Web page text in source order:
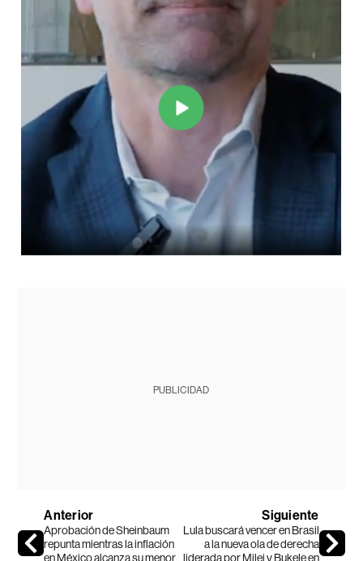
PUBLICIDAD
Anterior
Aprobación de Sheinbaum
repunta mientras la inflación
en México alcanza su menor
Siguiente
Lula buscará vencer en Brasil
a la nueva ola de derecha
liderada por Milei y Bukele en